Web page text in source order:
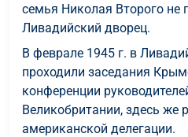
семья Николая Второго не
Ливадийский дворец.
В феврале 1945 г. в
проходили заседания
конференции
Великобритании, здесь же
американской делегации.